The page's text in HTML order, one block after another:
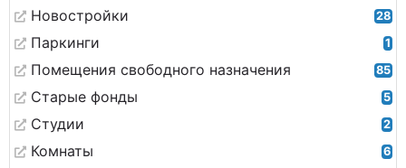
Новостройки 28
Паркинги 1
Помещения свободного назначения 85
Старые фонды 5
Студии 2
Комнаты 6